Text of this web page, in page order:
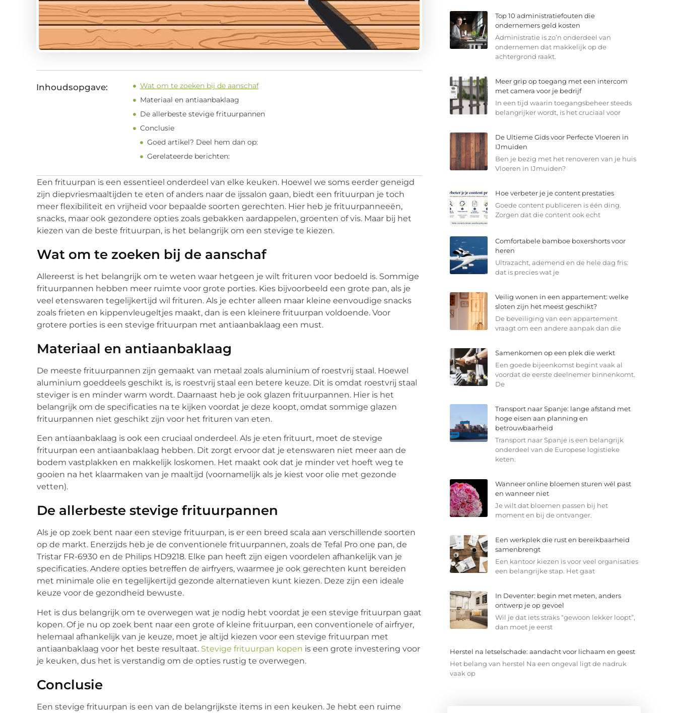
Inhoudsopgave:
Wat om te zoeken bij de aanschaf
Materiaal en antiaanbaklaag
De allerbeste stevige frituurpannen
Conclusie
Goed artikel? Deel hem dan op:
Gerelateerde berichten:
Een frituurpan is een essentieel onderdeel van elke keuken. Hoewel we soms eerder geneigd
zijn diepvriesmaaltijden te eten of anders naar de ijssalon gaan, biedt een frituurpan je toch
meer flexibiliteit en vrijheid voor bepaalde soorten gerechten. Hier heb je frituurpanneeën,
snacks, maar ook gezondere opties zoals gebakken aardappelen, groenten of vis. Maar bij het
kiezen van de beste frituurpan, is het belangrijk om een stevige te kiezen.
Wat om te zoeken bij de aanschaf
Allereerst is het belangrijk om te weten waar hetgeen je wilt frituren voor bedoeld is. Sommige
frituurpannen hebben meer ruimte voor grote porties. Kies bijvoorbeeld een grote pan, als je
veel etenswaren tegelijkertijd wil frituren. Als je echter alleen maar kleine eenvoudige snacks
zoals frieten en kippenvleugeltjes maakt, dan is een kleinere frituurpan voldoende. Voor
grotere porties is een stevige frituurpan met antiaanbaklaag een must.
Materiaal en antiaanbaklaag
De meeste frituurpannen zijn gemaakt van metaal zoals aluminium of roestvrij staal. Hoewel
aluminium goeddeels geschikt is, is roestvrij staal een betere keuze. Dit is omdat roestvrij staal
steviger is en minder warm wordt. Daarnaast heb je ook glazen frituurpannen. Hier is het
belangrijk om de specificaties na te kijken voordat je deze koopt, omdat sommige glazen
frituurpannen niet geschikt zijn voor het frituren van eten.
Een antiaanbaklaag is ook een cruciaal onderdeel. Als je eten frituurt, moet de stevige
frituurpan een antiaanbaklaag hebben. Dit zorgt ervoor dat je etenswaren niet meer aan de
bodem vastplakken en makkelijk loskomen. Het maakt ook dat je minder vet hoeft weg te
gooien na het klaarmaken van je maaltijd (voornamelijk als je kiest voor olie met gezonde
vetten).
De allerbeste stevige frituurpannen
Als je op zoek bent naar een stevige frituurpan, is er een breed scala aan verschillende soorten
op de markt. Enerzijds heb je de conventionele frituurpannen, zoals de Tefal Pro one pan, de
Tristar FR-6930 en de Philips HD9218. Elke pan heeft zijn eigen voordelen afhankelijk van je
specificaties. Andere opties betreffen de airfryers, waarmee je ook gerechten kunt bereiden
met minimale olie en tegelijkertijd gezonde alternatieven kunt kiezen. Deze zijn een ideale
keuze voor de gezondheid bewuste.
Het is dus belangrijk om te overwegen wat je nodig hebt voordat je een stevige frituurpan gaat
kopen. Of je nu op zoek bent naar een grote of kleine frituurpan, een conventionele of airfryer,
helemaal afhankelijk van je keuze, moet je altijd kiezen voor een stevige frituurpan met
antiaanbaklaag voor het beste resultaat. Stevige frituurpan kopen is een grote investering voor
je keuken, dus het is verstandig om de opties rustig te overwegen.
Conclusie
Een stevige frituurpan is een van de belangrijkste items in een keuken. Je hebt een ruime
Top 10 administratiefouten die
ondernemers geld kosten
Administratie is zo’n onderdeel van
ondernemen dat makkelijk op de
achtergrond raakt.
Meer grip op toegang met een intercom
met camera voor je bedrijf
In een tijd waarin toegangsbeheer steeds
belangrijker wordt, is het cruciaal voor
De Ultieme Gids voor Perfecte Vloeren in
IJmuiden
Ben je bezig met het renoveren van je huis
Vloeren in IJmuiden?
Hoe verbeter je je content prestaties
Goede content publiceren is één ding.
Zorgen dat die content ook echt
Comfortabele bamboe boxershorts voor
heren
Ultrazacht, ademend en de hele dag fris:
dat is precies wat je
Veilig wonen in een appartement: welke
sloten zijn het meest geschikt?
De beveiliging van een appartement
vraagt om een andere aanpak dan die
Samenkomen op een plek die werkt
Een goede bijeenkomst begint vaak al
voordat de eerste deelnemer binnenkomt.
De
Transport naar Spanje: lange afstand met
hoge eisen aan planning en
betrouwbaarheid
Transport naar Spanje is een belangrijk
onderdeel van de Europese logistieke
keten.
Wanneer online bloemen sturen wél past
en wanneer niet
Je wilt dat bloemen passen bij het
moment en bij de ontvanger.
Een werkplek die rust en bereikbaarheid
samenbrengt
Een kantoor kiezen is voor veel organisaties
een belangrijke stap. Het gaat
In Deventer: begin met meten, anders
ontwerp je op gevoel
Wil je dat iets straks “gewoon lekker loopt”,
dan moet je eerst
Herstel na letselschade: aandacht voor lichaam en geest
Het belang van herstel Na een ongeval ligt de nadruk
vaak op